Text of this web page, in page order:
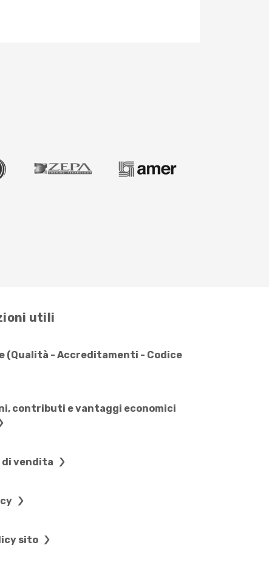
utili
(Qualità - Accreditamenti - Codice
contributi e vantaggi economici
di vendita
sito